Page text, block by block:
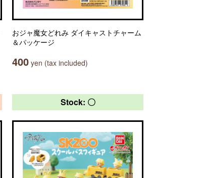
おジャ魔女どれみ ダイキャストチャーム
＆パッケージ
400 yen (tax included)
Stock: 〇